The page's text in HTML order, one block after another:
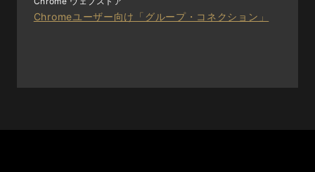
Chromeユーザー向け「グループ・コネクション」